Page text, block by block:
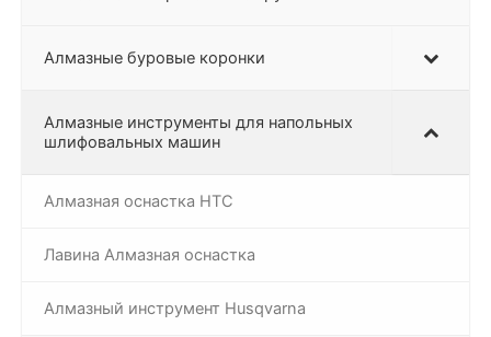
Алмазные буровые коронки
Алмазные инструменты для напольных
шлифовальных машин
Алмазная оснастка HTC
Лавина Алмазная оснастка
Алмазный инструмент Husqvarna